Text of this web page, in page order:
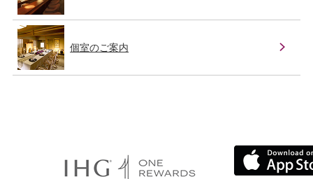
個室のご案内